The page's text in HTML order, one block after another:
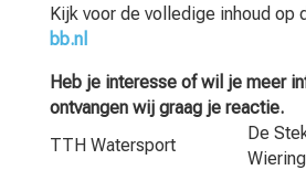
Kijk voor de volledige inhoud op
bb.nl
Heb je interesse of wil je meer
ontvangen wij graag je reactie.
TTH Watersport
De